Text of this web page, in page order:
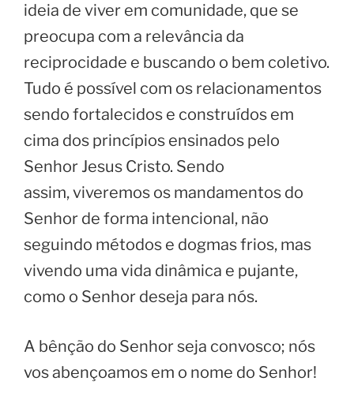
ideia de viver em comunidade, que se
preocupa com a relevância da
reciprocidade e buscando o bem coletivo.
Tudo é possível com os relacionamentos
sendo fortalecidos e construídos em
cima dos princípios ensinados pelo
Senhor Jesus Cristo. Sendo
assim, viveremos os mandamentos do
Senhor de forma intencional, não
seguindo métodos e dogmas frios, mas
vivendo uma vida dinâmica e pujante,
como o Senhor deseja para nós.
A bênção do Senhor seja convosco; nós
vos abençoamos em o nome do Senhor!